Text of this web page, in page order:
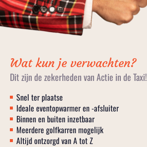
Wat kun je verwachten?
Dit zijn de zekerheden van Actie in de Taxi!
Snel ter plaatse
Ideale eventopwarmer en -afsluiter
Binnen en buiten inzetbaar
Meerdere golfkarren mogelijk
Altijd ontzorgd van A tot Z